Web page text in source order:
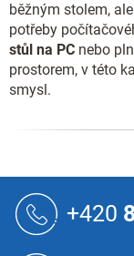
běžným stolem,
potřeby
stůl na PC nebo
prostorem, v této
smysl.
+420